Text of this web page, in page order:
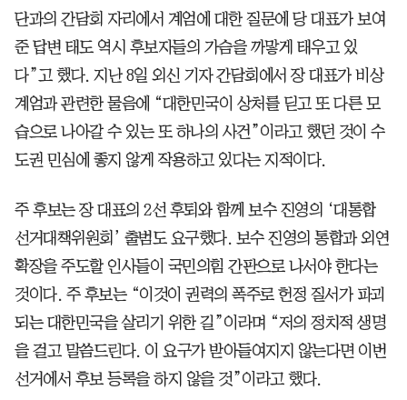
단과의 간담회 자리에서 계엄에 대한 질문에 당 대표가 보여
준 답변 태도 역시 후보자들의 가슴을 까맣게 태우고 있
다”고 했다. 지난 8일 외신 기자 간담회에서 장 대표가 비상
계엄과 관련한 물음에 “대한민국이 상처를 딛고 또 다른 모
습으로 나아갈 수 있는 또 하나의 사건”이라고 했던 것이 수
도권 민심에 좋지 않게 작용하고 있다는 지적이다.
주 후보는 장 대표의 2선 후퇴와 함께 보수 진영의 ‘대통합
선거대책위원회’ 출범도 요구했다. 보수 진영의 통합과 외연
확장을 주도할 인사들이 국민의힘 간판으로 나서야 한다는
것이다. 주 후보는 “이것이 권력의 폭주로 헌정 질서가 파괴
되는 대한민국을 살리기 위한 길”이라며 “저의 정치적 생명
을 걸고 말씀드린다. 이 요구가 받아들여지지 않는다면 이번
선거에서 후보 등록을 하지 않을 것”이라고 했다.